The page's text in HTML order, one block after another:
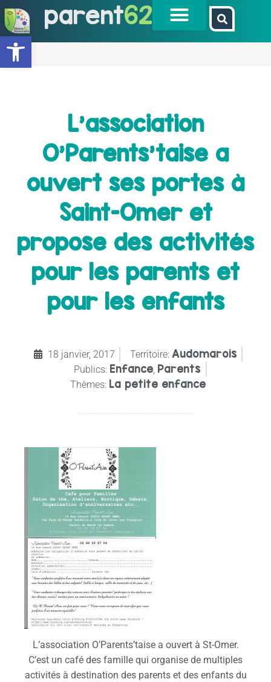
Ouvrir la barre d’outils
parent62
L’association
O’Parents’taise a
ouvert ses portes à
Saint-Omer et
propose des activités
pour les parents et
pour les enfants
18 janvier, 2017 Territoire: Audomarois
Publics: Enfance Parents
Thèmes: La petite enfance
L’association O’Parents’taise a ouvert à St-Omer.
C’est un café des famille qui organise de multiples
activités à destination des parents et des enfants du